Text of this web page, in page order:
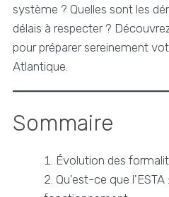
système ? Quelles sont les
délais à respecter ?
pour préparer sereinement
Atlantique.
Sommaire
Évolution des
Qu'est-ce que l'ESTA